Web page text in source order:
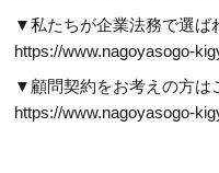
▼私たちが企業法務で選ば
https://www.nagoyasogo-
▼顧問契約をお考えの方は
https://www.nagoyasogo-